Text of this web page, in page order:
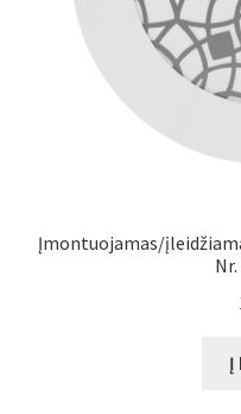
Įmontuojamas/
Į